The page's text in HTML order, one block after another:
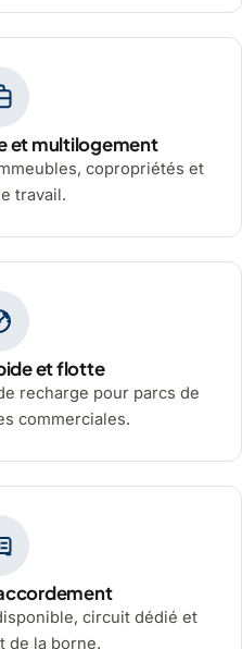
et multilogement
copropriétés et
travail.
et flotte
recharge pour parcs de
commerciales.
circuit dédié et
de la borne.